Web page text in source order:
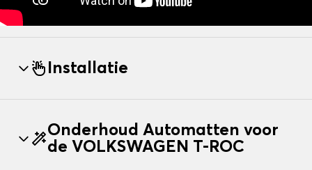
Installatie
Onderhoud Automatten voor
de VOLKSWAGEN T-ROC